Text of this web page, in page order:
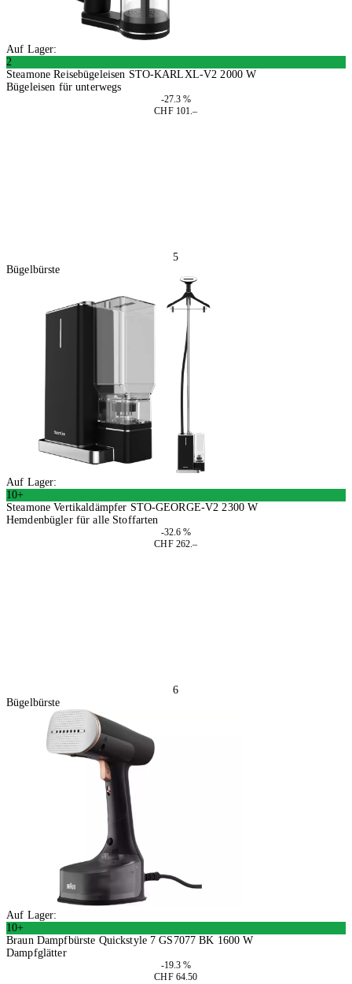
Auf Lager:
2
Steamone Reisebügeleisen STO-KARLXL-V2 2000 W
Bügeleisen für unterwegs
-27.3 %
CHF 101.–
5
Bügelbürste
Auf Lager:
10+
Steamone Vertikaldämpfer STO-GEORGE-V2 2300 W
Hemdenbügler für alle Stoffarten
-32.6 %
CHF 262.–
6
Bügelbürste
Auf Lager:
10+
Braun Dampfbürste Quickstyle 7 GS7077 BK 1600 W
Dampfglätter
-19.3 %
CHF 64.50